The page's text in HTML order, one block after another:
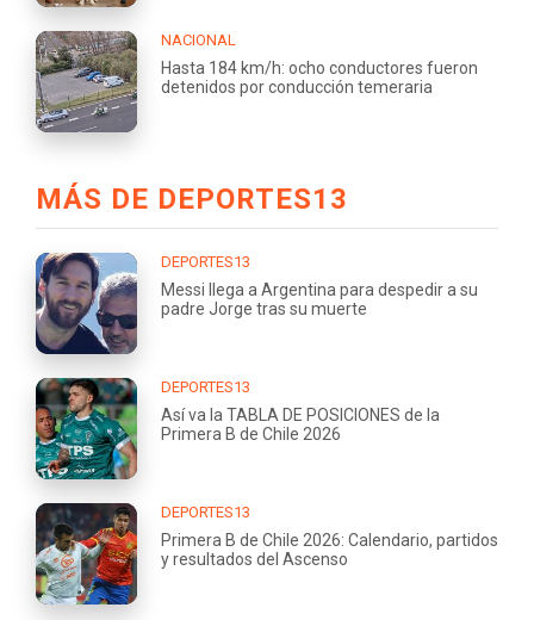
NACIONAL
Hasta 184 km/h: ocho conductores fueron
detenidos por conducción temeraria
MÁS DE DEPORTES13
DEPORTES13
Messi llega a Argentina para despedir a su
padre Jorge tras su muerte
DEPORTES13
Así va la TABLA DE POSICIONES de la
Primera B de Chile 2026
DEPORTES13
Primera B de Chile 2026: Calendario, partidos
y resultados del Ascenso